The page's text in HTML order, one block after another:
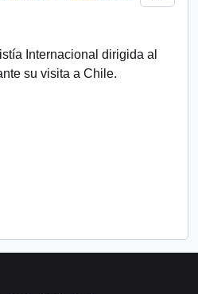
Internacional dirigida al
su visita a Chile.